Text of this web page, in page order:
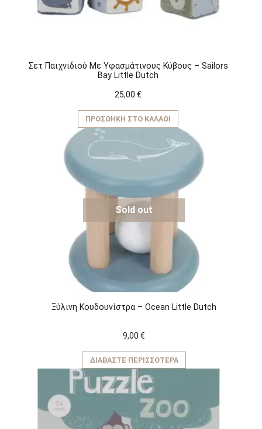
Σετ Παιχνιδιού Mε Yφασμάτινους Kύβους – Sailors
Bay Little Dutch
25,00 €
ΠΡΟΣΘΉΚΗ ΣΤΟ ΚΑΛΆΘΙ
Sold out
Ξύλινη Κουδουνίστρα – Ocean Little Dutch
9,00 €
ΔΙΑΒΆΣΤΕ ΠΕΡΙΣΣΌΤΕΡΑ